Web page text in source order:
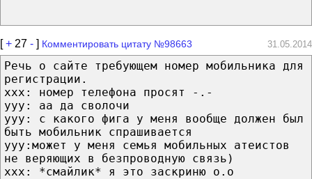
[+ 27 - ] Комментировать цитату №98663 31.05.2014
Речь о сайте требующем номер мобильника для
регистрации.
ххх: номер телефона просят -.-
yyy: аа да сволочи
yyy: с какого фига у меня вообще должен был
быть мобильник спрашивается
yyy:может у меня семья мобильных атеистов
не веряющих в безпроводную связь)
xxx: *смайлик* я это заскриню о.о